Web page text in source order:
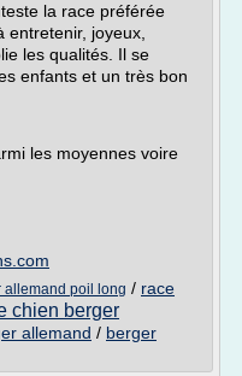
la race préférée
entretenir, joyeux,
les qualités. Il se
enfants et un très bon
les moyennes voire
allemand poil long / race
chien berger
allemand / berger